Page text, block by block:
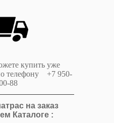
купить уже
телефону +7 950-
88
на заказ
Каталоге :